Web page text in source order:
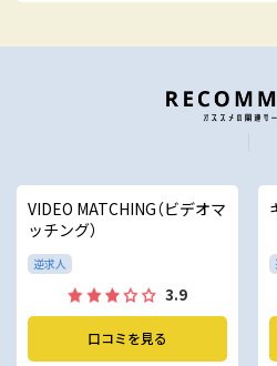
VIDEO MATCHING（ビデオマ
ッチング）
逆求人
3.9
口コミを見る